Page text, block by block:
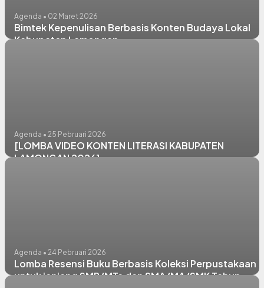
Agenda • 02 Maret 2026
Bimtek Kepenulisan Berbasis Konten Budaya Lokal
Kabupaten Lamongan
Agenda • 25 Pebruari 2026
[LOMBA VIDEO KONTEN LITERASI KABUPATEN
LAMONGAN 2026]
Agenda • 24 Pebruari 2026
Lomba Resensi Buku Berbasis Koleksi Perpustakaan
untuk jenjang SMP/MTs dan SMA/MA/SMK Tahun